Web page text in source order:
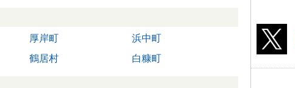
厚岸町
浜中町
鶴居村 白糠町